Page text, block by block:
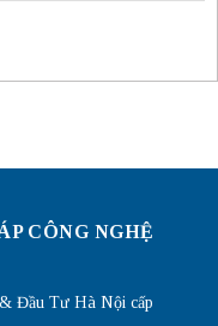
CÔNG NGHỆ
Đầu Tư Hà Nội cấp